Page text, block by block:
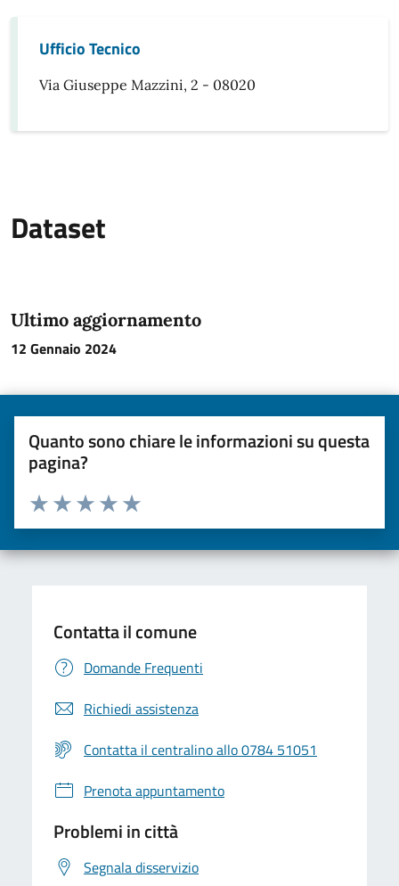
Ufficio Tecnico
Via Giuseppe Mazzini, 2 - 08020
Dataset
Ultimo aggiornamento
12 Gennaio 2024
Quanto sono chiare le informazioni su questa
pagina?
Valuta da 1 a 5 stelle la pagina
Valuta 5 stelle su 5
Valuta 4 stelle su 5
Valuta 3 stelle su 5
Valuta 2 stelle su 5
Valuta una stella su 5
Contatta il comune
Domande Frequenti
Richiedi assistenza
Contatta il centralino allo 0784 51051
Prenota appuntamento
Problemi in città
Segnala disservizio